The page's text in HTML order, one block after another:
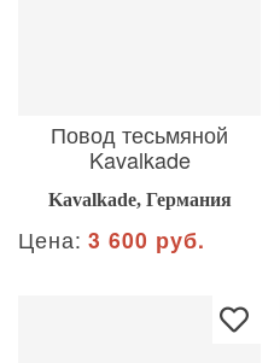
Повод тесьмяной
Kavalkade
Kavalkade, Германия
Цена: 3 600 руб.